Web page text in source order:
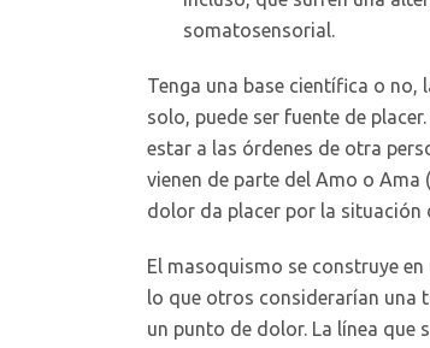
somatosensorial.
Tenga una base científica o no,
solo, puede ser fuente de
estar a las órdenes de otra
vienen de parte del Amo o
dolor da placer por la situación
El masoquismo se construye
lo que otros considerarían una
un punto de dolor. La línea que